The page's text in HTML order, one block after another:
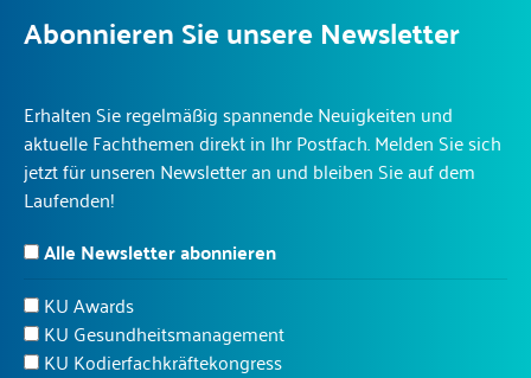
Abonnieren Sie unsere Newsletter
Erhalten Sie regelmäßig spannende Neuigkeiten und
aktuelle Fachthemen direkt in Ihr Postfach. Melden Sie sich
jetzt für unseren Newsletter an und bleiben Sie auf dem
Laufenden!
Alle Newsletter abonnieren
KU Awards
KU Gesundheitsmanagement
KU Kodierfachkräftekongress